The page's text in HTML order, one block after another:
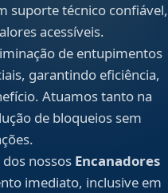
suporte técnico confiável,
acessíveis.
de entupimentos
garantindo eficiência,
Atuamos tanto na
de bloqueios sem
nossos Encanadores
imediato, inclusive em